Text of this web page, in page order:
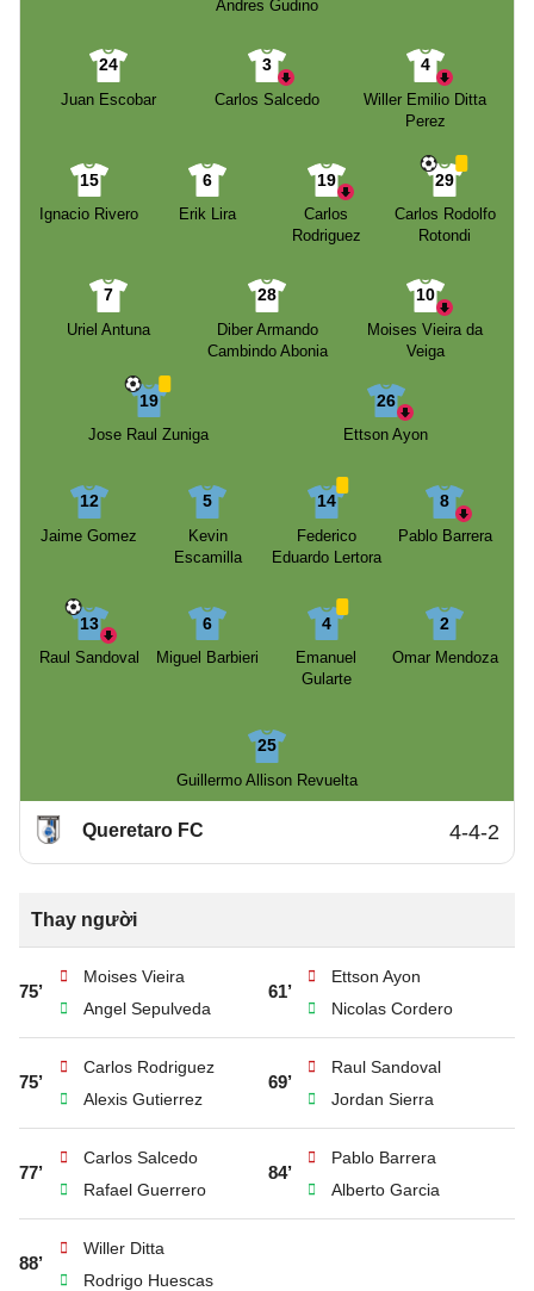
Andres Gudino
24
Juan Escobar
3
Carlos Salcedo
4
Willer Emilio Ditta
Perez
15
Ignacio Rivero
6
Erik Lira
19
Carlos
Rodriguez
29
Carlos Rodolfo
Rotondi
7
Uriel Antuna
28
Diber Armando
Cambindo Abonia
10
Moises Vieira da
Veiga
19
Jose Raul Zuniga
26
Ettson Ayon
12
Jaime Gomez
5
Kevin
Escamilla
14
Federico
Eduardo Lertora
8
Pablo Barrera
13
Raul Sandoval
6
Miguel Barbieri
4
Emanuel
Gularte
2
Omar Mendoza
25
Guillermo Allison Revuelta
Queretaro FC 4-4-2
Thay người
75’
Moises Vieira
Angel Sepulveda
61’
Ettson Ayon
Nicolas Cordero
75’
Carlos Rodriguez
Alexis Gutierrez
69’
Raul Sandoval
Jordan Sierra
77’
Carlos Salcedo
Rafael Guerrero
84’
Pablo Barrera
Alberto Garcia
88’
Willer Ditta
Rodrigo Huescas